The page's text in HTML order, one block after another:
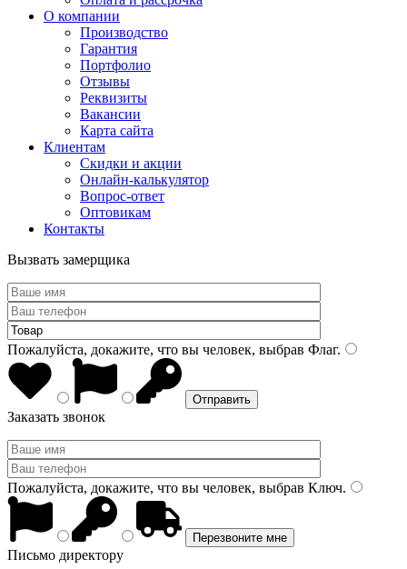
О компании
Производство
Гарантия
Портфолио
Отзывы
Реквизиты
Вакансии
Карта сайта
Клиентам
Скидки и акции
Онлайн-калькулятор
Вопрос-ответ
Оптовикам
Контакты
Вызвать замерщика
Пожалуйста, докажите, что вы человек, выбрав Флаг.
Заказать звонок
Пожалуйста, докажите, что вы человек, выбрав Ключ.
Письмо директору